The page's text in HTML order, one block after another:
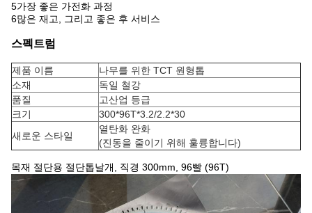
5가장 좋은 가전화 과정
6많은 재고, 그리고 좋은 후 서비스
스펙트럼
제품 이름
나무를 위한 TCT 원형톱
소재
독일 철강
품질
고산업 등급
크기
300*96T*3.2/2.2*30
새로운 스타일
열탄화 완화
(진동을 줄이기 위해 훌륭합니다)
목재 절단용 절단톱날개, 직경 300mm, 96빨 (96T)